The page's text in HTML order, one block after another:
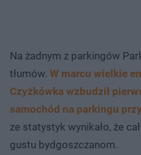
Na żadnym z parkingów
tłumów. W marcu wielkie
Czyżkówka wzbudził
samochód na parkingu
ze statystyk wynikało, że
gustu bydgoszczanom.